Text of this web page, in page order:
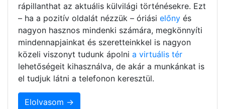
rápillanthat az aktuális külvilági történésekre. Ezt
– ha a pozitív oldalát nézzük – óriási előny és
nagyon hasznos mindenki számára, megkönnyíti
mindennapjainkat és szeretteinkkel is nagyon
közeli viszonyt tudunk ápolni a virtuális tér
lehetőségeit kihasználva, de akár a munkánkat is
el tudjuk látni a telefonon keresztül.
Elolvasom →